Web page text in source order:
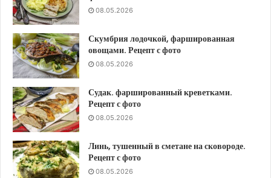
08.05.2026
Скумбрия лодочкой, фаршированная
овощами. Рецепт с фото
08.05.2026
Судак. фаршированный креветками.
Рецепт с фото
08.05.2026
Линь, тушенный в сметане на сковороде.
Рецепт с фото
08.05.2026